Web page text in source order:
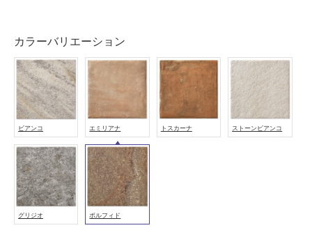
カラーバリエーション
ビアンコ エミリアナ トスカーナ ストーンビアンコ
グリジオ ポルフィド
使
用
可
能
使
可
能
(寒
冷
地